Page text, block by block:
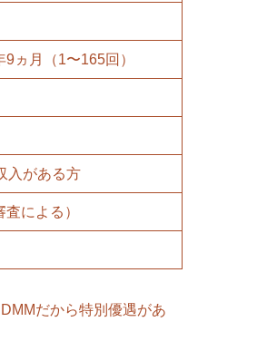
ヵ月（1〜165回）
入がある方
による）
だから特別優遇があ